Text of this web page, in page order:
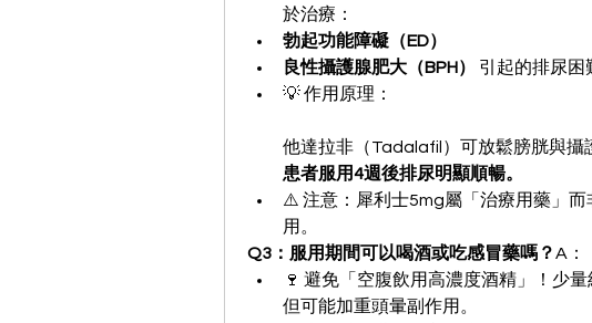
於治療：
勃起功能障礙（ED）
良性攝護腺肥大（BPH）
引起的排尿困
💡 作用原理：
他達拉非（Tadalafil）可放鬆膀胱與攝
患者服用4週後排尿明顯順暢。
⚠️ 注意：犀利士5mg屬「治療用藥」
用。
Q3：服用期間可以喝酒或吃感冒藥嗎？A：
🍷 避免「空腹飲用高濃度酒精」！少
但可能加重頭暈副作用。